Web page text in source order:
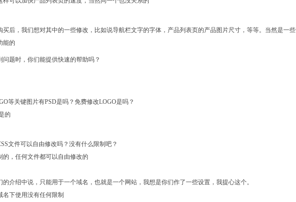
买后，我们想对其中的一些修改，比如说导航栏文字的字体，产品列表页的产品图片尺寸，等等。当然是一些
能的
问题时，你们能提供快速的帮助吗？
等关键图片有PSD是吗？免费修改LOGO是吗？
的
文件可以自由修改吗？没有什么限制吧？
的，任何文件都可以自由修改的
的介绍中说，只能用于一个域名，也就是一个网站，我想是你们作了一些设置，我提心这个。
名下使用没有任何限制